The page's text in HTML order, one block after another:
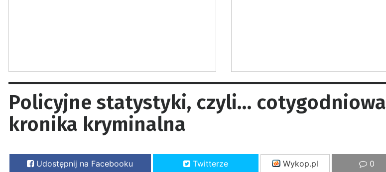
Policyjne statystyki, czyli… cotygodniowa
kronika kryminalna
Udostępnij na Facebooku Twitterze Wykop.pl 0